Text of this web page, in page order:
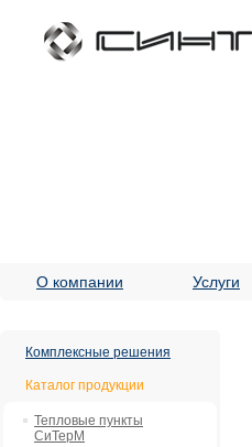
О компании Услуги
Комплексные решения
Каталог продукции
Тепловые пункты
СиТерМ